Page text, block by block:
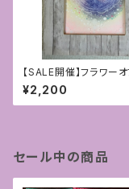
【SALE開催】フラワー
1点モノ パステルと点描
陰陽融合〜
¥2,200
セール中の商品